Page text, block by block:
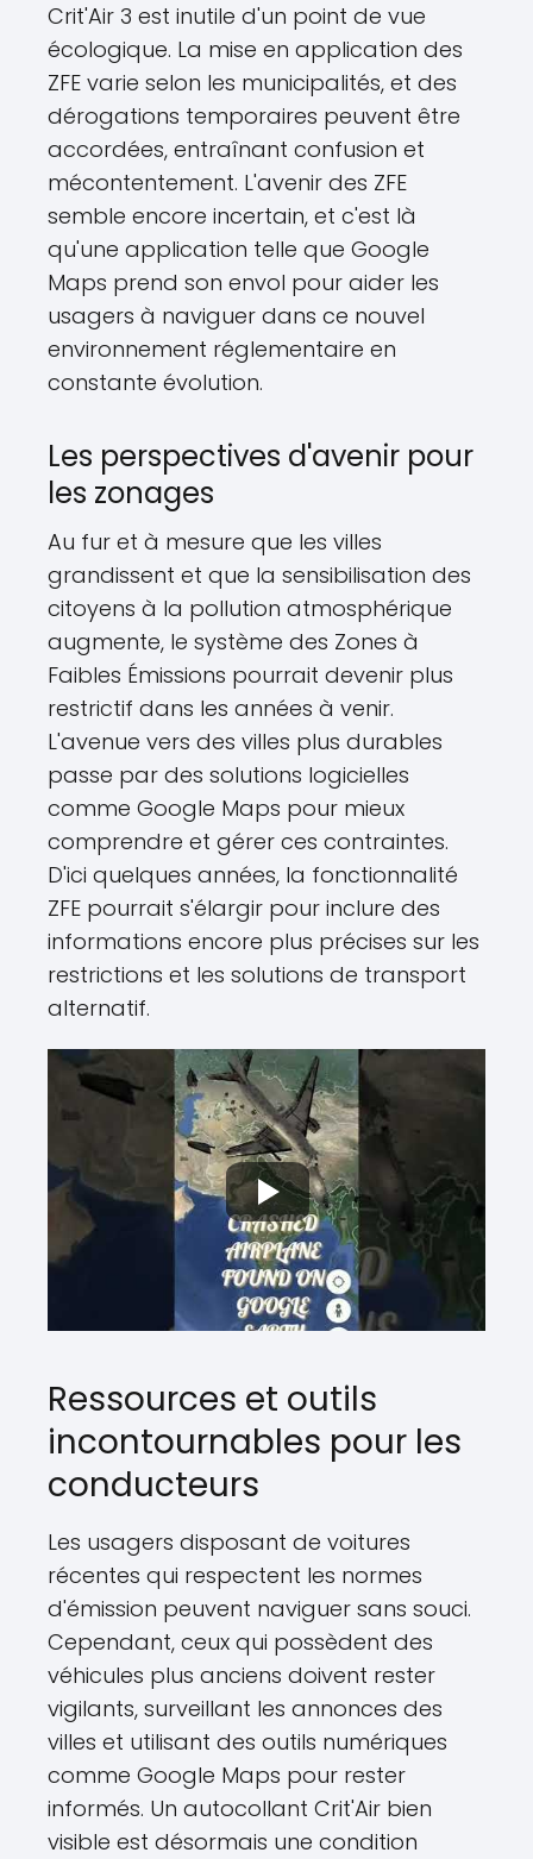
Crit'Air 3 est inutile d'un point de vue
écologique. La mise en application des
ZFE varie selon les municipalités, et des
dérogations temporaires peuvent être
accordées, entraînant confusion et
mécontentement. L'avenir des ZFE
semble encore incertain, et c'est là
qu'une application telle que Google
Maps prend son envol pour aider les
usagers à naviguer dans ce nouvel
environnement réglementaire en
constante évolution.
Les perspectives d'avenir pour
les zonages
Au fur et à mesure que les villes
grandissent et que la sensibilisation des
citoyens à la pollution atmosphérique
augmente, le système des Zones à
Faibles Émissions pourrait devenir plus
restrictif dans les années à venir.
L'avenue vers des villes plus durables
passe par des solutions logicielles
comme Google Maps pour mieux
comprendre et gérer ces contraintes.
D'ici quelques années, la fonctionnalité
ZFE pourrait s'élargir pour inclure des
informations encore plus précises sur les
restrictions et les solutions de transport
alternatif.
Ressources et outils
incontournables pour les
conducteurs
Les usagers disposant de voitures
récentes qui respectent les normes
d'émission peuvent naviguer sans souci.
Cependant, ceux qui possèdent des
véhicules plus anciens doivent rester
vigilants, surveillant les annonces des
villes et utilisant des outils numériques
comme Google Maps pour rester
informés. Un autocollant Crit'Air bien
visible est désormais une condition